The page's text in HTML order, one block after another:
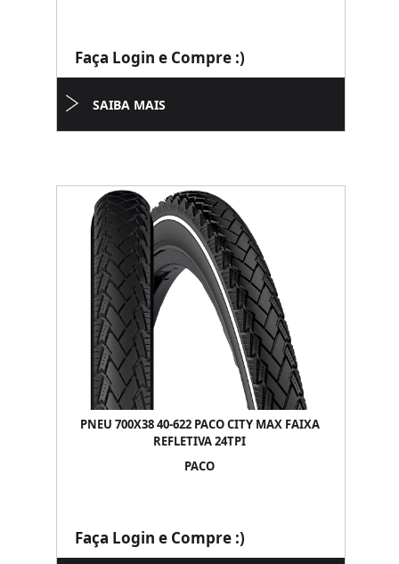
Faça Login e Compre :)
SAIBA MAIS
PNEU 700X38 40-622 PACO CITY MAX FAIXA
REFLETIVA 24TPI
PACO
Faça Login e Compre :)